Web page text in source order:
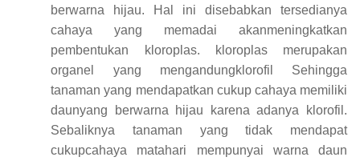
berwarna hijau. Hal ini disebabkan tersedianya
cahaya yang memadai akanmeningkatkan
pembentukan kloroplas. kloroplas merupakan
organel yang mengandungklorofil Sehingga
tanaman yang mendapatkan cukup cahaya memiliki
daunyang berwarna hijau karena adanya klorofil.
Sebaliknya tanaman yang tidak mendapat
cukupcahaya matahari mempunyai warna daun